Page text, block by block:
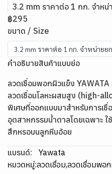
3.2 mm ราคาต่อ 1 กก. จำห
฿295
ขนาด / Size
3.2 mm ราคาต่อ 1 กก. จำหน่ายย
คำอธิบายสินค้าแบบย่อ
ลวดเชื่อมพอกผิวแข็ง
ลวดเชื่อมโลหะผสมสูง (high-
พิเศษที่ออกแบบมาสำหรับการเ
อุตสาหกรรมน้ำตาลโดยเฉพาะ
สึกหรอบนลูกหีบอ้อย
แบรนด์:
Yawata
หมวดหมู่:ลวดเชื่อม,ลวดเชื่อมพอ